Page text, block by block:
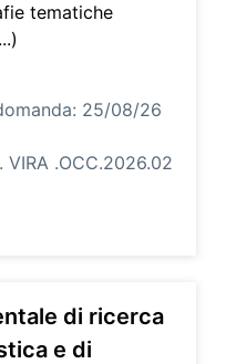
tematiche
25/08/26
VIRA .OCC.2026.02
di ricerca
e di